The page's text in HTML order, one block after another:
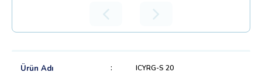
Ürün Adı ICYRG-S 20